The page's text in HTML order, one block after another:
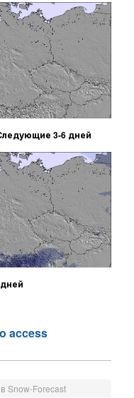
3-6 дней
access
Snow-Forecast